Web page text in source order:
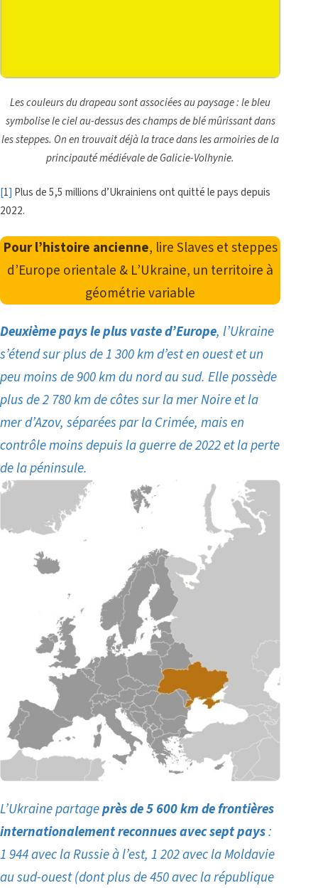
Les couleurs du drapeau sont associées au paysage : le bleu
symbolise le ciel au-dessus des champs de blé mûrissant dans
les steppes. On en trouvait déjà la trace dans les armoiries de la
principauté médiévale de Galicie-Volhynie.
[1] Plus de 5,5 millions d’Ukrainiens ont quitté le pays depuis
2022.
Pour l’histoire ancienne, lireSlaves et steppes
d’Europe orientale & L’Ukraine, un territoire à
géométrie variable
Deuxième pays le plus vaste d’Europe, l’Ukraine
s’étend sur plus de 1 300 km d’est en ouest et un
peu moins de 900 km du nord au sud. Elle possède
plus de 2 780 km de côtes sur la mer Noire et la
mer d’Azov, séparées par la Crimée, mais en
contrôle moins depuis la guerre de 2022et la perte
de la péninsule.
L’Ukraine partageprès de 5 600 km de frontières
internationalement reconnues avec sept pays:
1 944 avec la Russie à l’est, 1 202 avec la Moldavie
au sud-ouest (dont plus de 450 avec la république